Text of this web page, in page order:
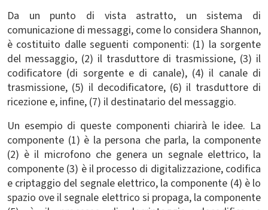
Da un punto di vista astratto, un sistema di
comunicazione di messaggi, come lo considera Shannon,
è costituito dalle seguenti componenti: (1) la sorgente
del messaggio, (2) il trasduttore di trasmissione, (3) il
codificatore (di sorgente e di canale), (4) il canale di
trasmissione, (5) il decodificatore, (6) il trasduttore di
ricezione e, infine, (7) il destinatario del messaggio.
Un esempio di queste componenti chiarirà le idee. La
componente (1) è la persona che parla, la componente
(2) è il microfono che genera un segnale elettrico, la
componente (3) è il processo di digitalizzazione, codifica
e criptaggio del segnale elettrico, la componente (4) è lo
spazio ove il segnale elettrico si propaga, la componente